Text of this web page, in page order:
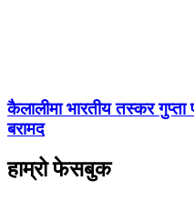
कैलालीमा भारतीय तस्कर
बरामद
हाम्रो फेसबुक